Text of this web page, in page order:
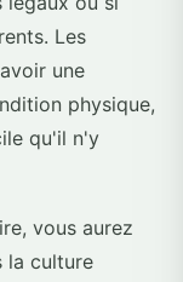
Les
une
physique,
qu'il n'y
vous aurez
la culture